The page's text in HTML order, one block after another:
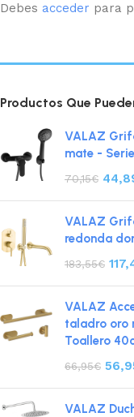
Debes acceder para
Productos Que
VALAZ
mate -
70,15€
VALAZ
redonda
183,55€
VALAZ
taladro oro
Toallero
66,95€
VALAZ